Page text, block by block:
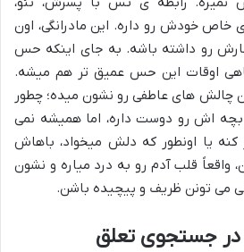
خاص خودش رو داره. این مادرانگی، اون
رو داشته باشه. به جای اینکه حس
اوقات این حس عمیق تر هم میشه.
چالش های عاطفی رو نشون میده؛ چطور
اش رو دوست داره، اما همیشه نمی
کنه یا اونطور که دلش میخواد، باهاش
واقعاً قلب آدم رو به درد میاره و نشون
می تونن ظریف و پیچیده باشن.
جستجوی تعلق